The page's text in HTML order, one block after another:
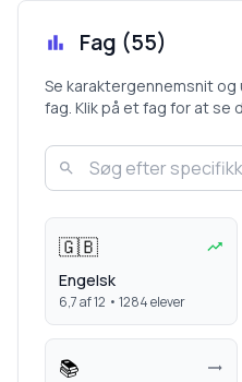
Fag (55)
Se karaktergennemsnit
fag. Klik på et fag for at
🇬🇧
Engelsk
6,7af 12 • 1284elever
📚